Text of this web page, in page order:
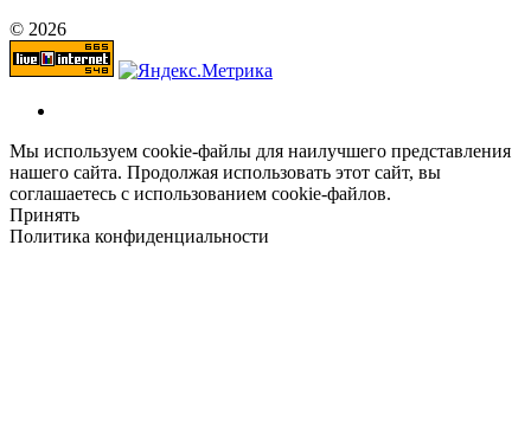
© 2026
Мы используем cookie-файлы для наилучшего представления
нашего сайта. Продолжая использовать этот сайт, вы
соглашаетесь с использованием cookie-файлов.
Принять
Политика конфиденциальности